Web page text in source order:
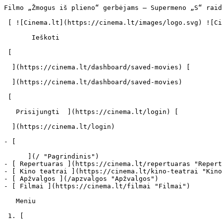
Filmo „Žmogus iš plieno“ gerbėjams – Supermeno „S“ raidės paslaptis ir daugybė nematytų kadrų 13-os minučių filmuke - cinema.lt                            Ieškoti     

 [ ![Cinema.lt](https://cinema.lt/images/logo.svg) ![Cinema.lt](https://cinema.lt/images/favicon.svg) ](https://cinema.lt "Cinema.lt")

       Ieškoti     

 [  

  ](https://cinema.lt/dashboard/saved-movies) [  

  ](https://cinema.lt/dashboard/saved-movies)

 [  

   Prisijungti  ](https://cinema.lt/login) [  

  ](https://cinema.lt/login) 

- [  

      ](/ "Pagrindinis")
- [ Repertuaras ](https://cinema.lt/repertuaras "Repertuaras")
- [ Kino teatrai ](https://cinema.lt/kino-teatrai "Kino teatrai")
- [ Apžvalgos ](/apzvalgos "Apžvalgos")
- [ Filmai ](https://cinema.lt/filmai "Filmai")

   Meniu   

 1. [ 

      cinema.lt  ](/)
2. [  Naujienos  ](https://cinema.lt/naujienos)
3. Filmo „Žmogus iš plieno“ gerbėjams – Supermeno „S“ raidės paslaptis ir daugybė nematytų kadrų 13-os minučių filmuke

Filmo „Žmogus iš plieno“ gerbėjams – Supermeno „S“ raidės paslaptis ir daugybė nematytų kadrų 13-os minučių filmuke
===================================================================================================================

Birželio pabaigoje Lietuvą pasieks naujasis filmas apie Supermeną - „Žmogus iš plieno" (angl. „Man of Steel"), kurį režisavo filmų „300" bei „Stebėtojų lyga" kūrėjas Zackas Snyderis. Prie naujojo kino epo gimimo prisidėjo ir juostos prodiuseriu tapęs garsusis „Tamsos riterio" trilogijos režisierius Christopheris Nolanas. Nekantraujančių gerbėjų džiaugsmui filmo „Žmogus iš plieno" komanda pristatė naują 13-os minučių trukmės filmuką, kuriame galima sužinoti netikėtų smulkmenų bei išvysti dar daugiau detalių apie filmo herojus ir filmavimų užkulisius.

„Warner Bros." Išplatintame vaizdo klipe pasirodo praktiškai visi filmo aktoriai. Jie dalijasi savo mintimis apie Supermeną, pateikia savuosius istorijos vertinimus trumpose interviu ištraukose. Milžiniškus juostos mastus galima pamatyti akimirkose iš filmavimo aikštelės, o meistrų kruopštumą įvertinti stebint kostiumų dailininkų darbą.

„Tai istorija, peržengusi laiko ribas", - tikina aktorė Amy Adams, o Supermeną įkūnijantis Henry Cavillas drauge su režisieriumi Z.Snyderiu pasakoja, kad šis neįtikėtinų galių turinti herojus itin stiprus tik išoriškai - jo viduje verda žmogiški jausmai ir abejonės.

Pasak filmo scenaristo Davido S.Goyerio, šįsyk buvo stengiamasi Supermeną sukurti itin tikrą, tinkantį šių dienų pasauliui, leisti kiekvienam žiūrovui pasijusti šios istorijos dalimi. Klipe paaiškinama ir Supermeno kostiumą puošiančios „S" raidės paslaptis.

Jau dabar vasaros kino hitu vadinamame naujajame Z.Snyderio filme „Žmogus iš plieno" pasirodo išties puiki aktorių komanda: H.Cavillas, A.Adams, Michaelas Schannonas, Kevinas Costneris, Diane Lane, Laurence‘as Fishburne‘as, Russellas Crowe ir kiti. Itin laukiamoje juostoje Supermenui ne tik teks kovoti su savimi, bet ir pasipriešinti piktavaliam niekšui Generolui Zodui iš jo gimtosios Kriptono planetos.

Veiksmo, nuotykių ir specialiųjų efektų kupinas kino epas „Žmogus iš plieno" Lietuvos kino teatrus pasieks birželio 28 dieną.

Naujasis 13-os minučių trukmės klipas apie filmo „Žmogus iš plieno" kūrimą:

 Dalintis

 [ ![Facebook](https://cinema.lt/images/socials/facebook_icon.svg) ](https://